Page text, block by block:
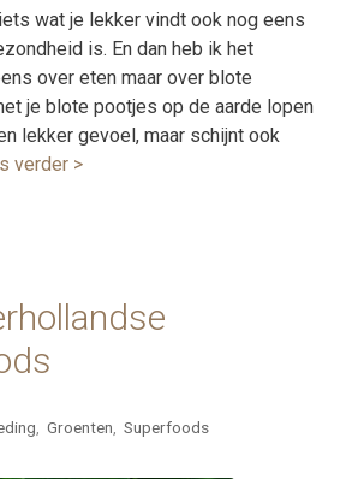
wat je lekker vindt ook nog eens
is. En dan heb ik het
over eten maar over blote
je blote pootjes op de aarde lopen
lekker gevoel, maar schijnt ook
verder >
, Groenten, Superfoods